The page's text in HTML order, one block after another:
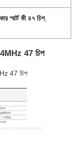
কার স্মার্ট কী ৪৭ চিপ,
47 চিপ
47 চিপ